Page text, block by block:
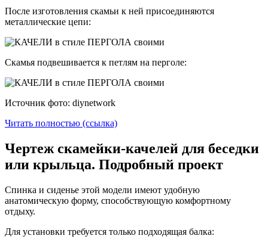
После изготовления скамьи к ней присоединяются
металлические цепи:
Скамья подвешивается к петлям на перголе:
Источник фото: diynetwork
Читать полностью (ссылка)
Чертеж скамейки-качелей для беседки
или крыльца. Подробный проект
Спинка и сиденье этой модели имеют удобную
анатомическую форму, способствующую комфортному
отдыху.
Для установки требуется только подходящая балка: